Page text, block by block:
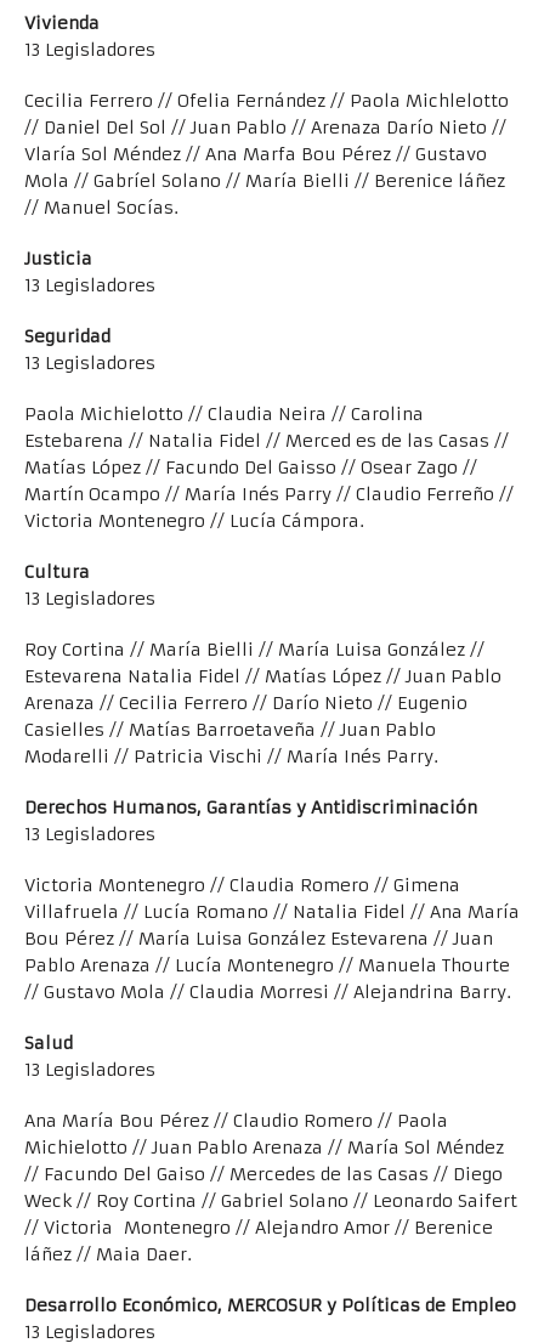
Vivienda
13 Legisladores
Cecilia Ferrero // Ofelia Fernández // Paola Michlelotto
// Daniel Del Sol // Juan Pablo // Arenaza Darío Nieto //
Vlaría Sol Méndez // Ana Marfa Bou Pérez // Gustavo
Mola // Gabríel Solano // María Bielli // Berenice láñez
// Manuel Socías.
Justicia
13 Legisladores
Seguridad
13 Legisladores
Paola Michielotto // Claudia Neira // Carolina
Estebarena // Natalia Fidel // Merced es de las Casas //
Matías López // Facundo Del Gaisso // Osear Zago //
Martín Ocampo // María Inés Parry // Claudio Ferreño //
Victoria Montenegro // Lucía Cámpora.
Cultura
13 Legisladores
Roy Cortina // María Bielli // María Luisa González //
Estevarena Natalia Fidel // Matías López // Juan Pablo
Arenaza // Cecilia Ferrero // Darío Nieto // Eugenio
Casielles // Matías Barroetaveña // Juan Pablo
Modarelli // Patricia Vischi // María Inés Parry.
Derechos Humanos, Garantías y Antidiscriminación
13 Legisladores
Victoria Montenegro // Claudia Romero // Gimena
Villafruela // Lucía Romano // Natalia Fidel // Ana María
Bou Pérez // María Luisa González Estevarena // Juan
Pablo Arenaza // Lucía Montenegro // Manuela Thourte
// Gustavo Mola // Claudia Morresi // Alejandrina Barry.
Salud
13 Legisladores
Ana María Bou Pérez // Claudio Romero // Paola
Michielotto // Juan Pablo Arenaza // María Sol Méndez
// Facundo Del Gaiso // Mercedes de las Casas // Diego
Weck // Roy Cortina // Gabriel Solano // Leonardo Saifert
// Victoria Montenegro // Alejandro Amor // Berenice
láñez // Maia Daer.
Desarrollo Económico, MERCOSUR y Políticas de Empleo
13 Legisladores